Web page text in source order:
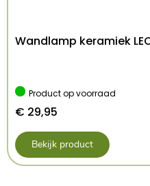
Wandlamp keramiek
Product op voorraad
€ 29,95
Bekijk product